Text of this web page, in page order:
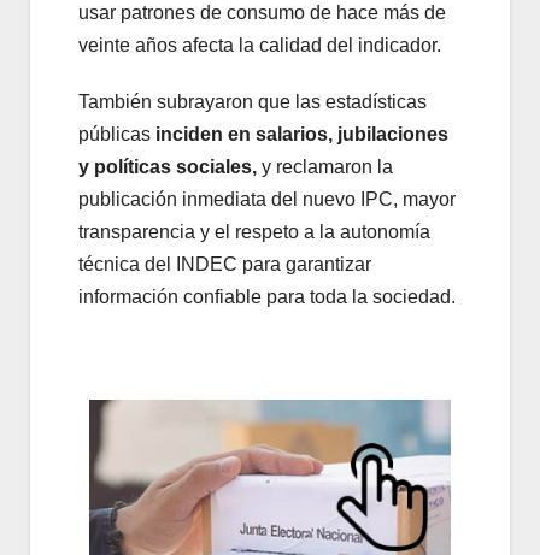
usar patrones de consumo de hace más de
veinte años afecta la calidad del indicador.
También subrayaron que las estadísticas
públicas inciden en salarios, jubilaciones
y políticas sociales, y reclamaron la
publicación inmediata del nuevo IPC, mayor
transparencia y el respeto a la autonomía
técnica del INDEC para garantizar
información confiable para toda la sociedad.